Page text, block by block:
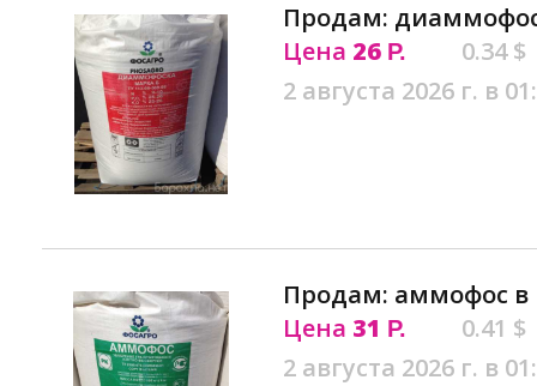
Продам:
Цена 26 Р.
0.34 $
2 августа 2026 г. в
Продам: аммофос в
Цена 31 Р.
0.41 $
2 августа 2026 г. в